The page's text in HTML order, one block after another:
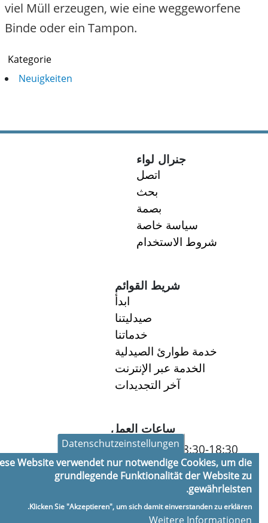
viel Müll erzeugen, wie eine weggeworfene
Binde oder ein Tampon.
Kategorie
Neuigkeiten
جنرال لواء
اتصل
بحث
بصمة
سياسة خاصة
شروط الاستخدام
شريط القوائم
ابدأ
صيدليتنا
خدماتنا
خدمة طوارئ الصيدلية
الخدمة عبر الإنترنت
آخر التجديدات
ساعات العمل
الاثنين:
8:30-18:30
الثلاثاء:
8:30-18:30
الأربعاء:
8:30-18:30
8:30-18:30
الجمعة:
8:30-18:30
Datenschutzeinstellungen
Website verwendet nur notwendige Cookies, um die
grundlegende Funktionalität der Website zu
gewährleisten.
Klicken Sie "Akzeptieren", um sich damit einverstanden zu erklären.
Weitere Informationen